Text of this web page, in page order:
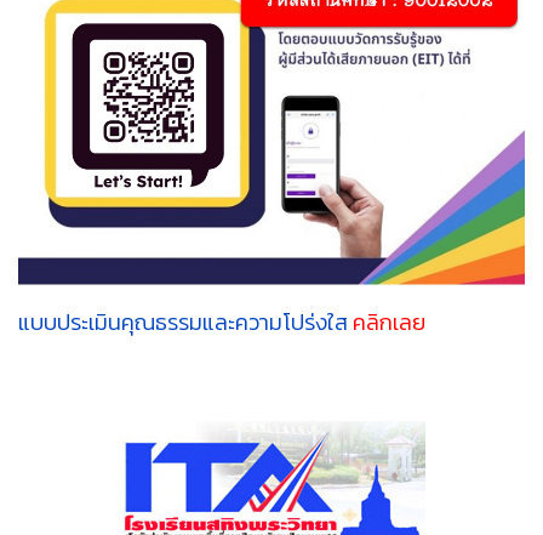
แบบประเมินคุณธรรมและความโปร่งใส คลิกเลย